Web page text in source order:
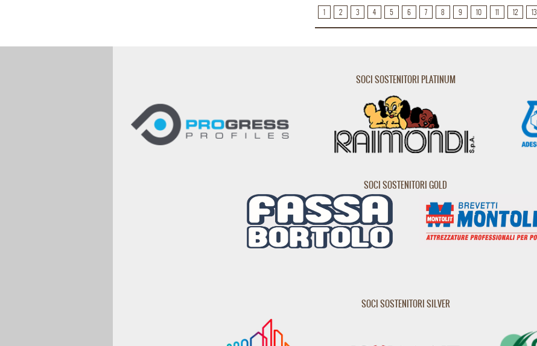
1 2 3 4 5 6 7 8 9 10 11 12 13
SOCI SOSTENITORI PLATINUM
SOCI SOSTENITORI GOLD
SOCI SOSTENITORI SILVER